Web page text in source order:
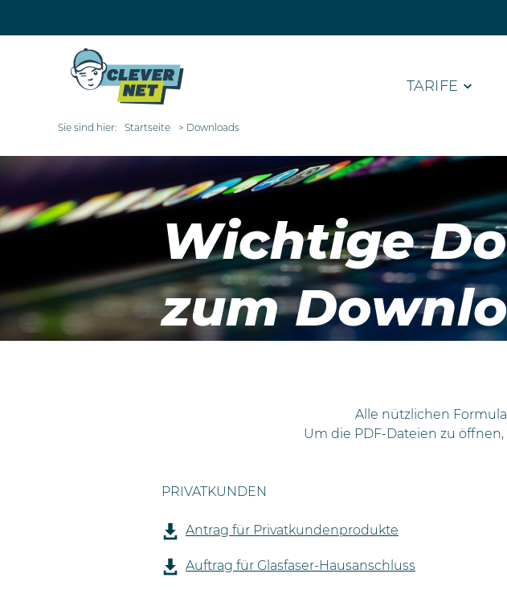
TARIFE
Sie sind hier: Startseite Downloads
Wichtige
zum
Alle nützlichen
Um die PDF-Dateien zu
PRIVATKUNDEN
Antrag für Privatkundenprodukte
Auftrag für Glasfaser-Hausanschluss